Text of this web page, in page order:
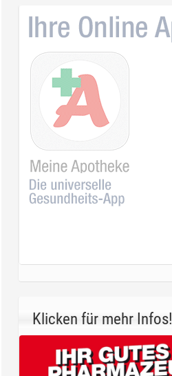
Klicken für mehr Infos!